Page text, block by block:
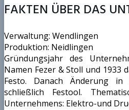
FAKTEN ÜBER DAS
Verwaltung: Wendlingen
Produktion: Neidlingen
Gründungsjahr des
Namen Fezer & Stoll und 1933
Festo. Danach Änderung
schließlich Festool.
Unternehmens: Elektro-und